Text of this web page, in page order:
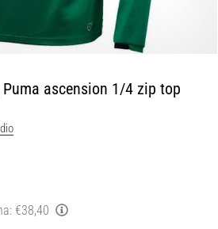
ascension 1/4 zip top
€38,40